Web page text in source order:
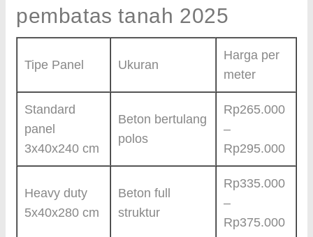
pembatas tanah 2025
Tipe Panel Ukuran
Harga per
meter
Standard
panel
3x40x240 cm
Beton bertulang
polos
Rp265.000
–
Rp295.000
Heavy duty
5x40x280 cm
Beton full
struktur
Rp335.000
–
Rp375.000